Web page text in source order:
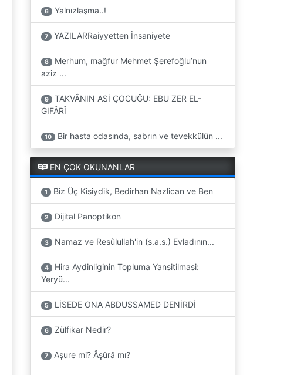
6 Yalnızlaşma..!
7 YAZILARRaiyyetten İnsaniyete
8
Merhum, mağfur Mehmet Şerefoğlu’nun
aziz ...
9
TAKVÂNIN ASİ ÇOCUĞU: EBU ZER EL-
GIFÂRÎ
10 Bir hasta odasında, sabrın ve tevekkülün ...
EN ÇOK OKUNANLAR
1 Biz Üç Kisiydik, Bedirhan Nazlican ve Ben
2 Dijital Panoptikon
3 Namaz ve Resûlullah'in (s.a.s.) Evladının...
4
Hira Aydinliginin Topluma Yansitilmasi:
Yeryü...
5 LİSEDE ONA ABDUSSAMED DENİRDİ
6 Zülfikar Nedir?
7 Aşure mi? Âşûrâ mı?